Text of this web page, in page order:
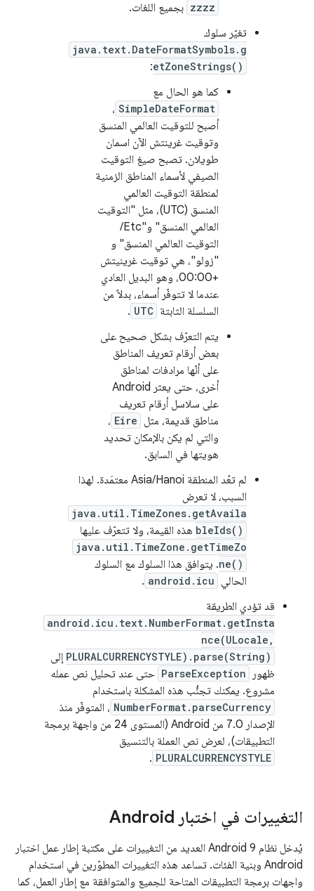
zzzz بجميع اللغات.
تغيّر سلوك
java.text.DateFormatSymbols.g
etZoneStrings()
:
كما هو الحال مع
SimpleDateFormat ،
أصبح للتوقيت العالمي المنسق
وتوقيت غرينتش الآن اسمان
طويلان. تصبح صيغ التوقيت
الصيفي لأسماء المناطق الزمنية
لمنطقة التوقيت العالمي
المنسق (UTC)، مثل "التوقيت
العالمي المنسق" و"Etc/
التوقيت العالمي المنسق" و
"زولو"، هي توقيت غرينيتش
+00:00، وهو البديل العادي
عندما لا تتوفّر أسماء، بدلاً من
السلسلة الثابتة UTC
.
يتم التعرّف بشكل صحيح على
بعض أرقام تعريف المناطق
على أنّها مرادفات لمناطق
أخرى، حتى يعثر Android
على سلاسل أرقام تعريف
مناطق قديمة، مثل Eire ،
والتي لم يكن بالإمكان تحديد
هويتها في السابق.
لم تعُد المنطقة Asia/Hanoi معتمَدة. لهذا
السبب، لا تعرض
java.util.TimeZones.getAvaila
bleIds() هذه القيمة، ولا تتعرّف عليها
java.util.TimeZone.getTimeZo
ne(). يتوافق هذا السلوك مع السلوك
الحالي android.icu
.
قد تؤدي الطريقة
android.icu.text.NumberFormat.getInsta
nce(ULocale,
PLURALCURRENCYSTYLE).parse(String) إلى
ظهور
ParseException حتى عند تحليل نص عمله
مشروع. يمكنك تجنُّب هذه المشكلة باستخدام
NumberFormat.parseCurrency ، المتوفّر منذ
الإصدار 7.0 من Android (المستوى 24 من واجهة برمجة
التطبيقات)، لعرض نص العملة بالتنسيق
PLURALCURRENCYSTYLE
.
التغييرات في اختبار Android
يُدخل نظام Android 9 العديد من التغييرات على مكتبة إطار عمل اختبار
Android وبنية الفئات. تساعد هذه التغييرات المطوّرين في استخدام
واجهات برمجة التطبيقات المتاحة للجميع والمتوافقة مع إطار العمل، كما